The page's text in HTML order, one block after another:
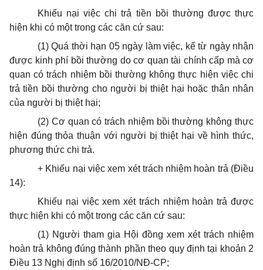
Khiếu nại việc chi trả tiền bồi thường được thực
hiện khi có một trong các căn cứ sau:
(1) Quá thời hạn 05 ngày làm việc, kể từ ngày nhận
được kinh phí bồi thường do cơ quan tài chính cấp mà cơ
quan có trách nhiệm bồi thường không thực hiện việc chi
trả tiền bồi thường cho người bị thiệt hại hoặc thân nhân
của người bị thiệt hại;
(2) Cơ quan có trách nhiệm bồi thường không thực
hiện đúng thỏa thuận với người bị thiệt hại về hình thức,
phương thức chi trả.
+ Khiếu nại việc xem xét trách nhiệm hoàn trả (Điều
14):
Khiếu nại việc xem xét trách nhiệm hoàn trả được
thực hiện khi có một trong các căn cứ sau:
(1) Người tham gia Hội đồng xem xét trách nhiệm
hoàn trả không đúng thành phần theo quy định tại khoản 2
Điều 13 Nghị định số 16/2010/NĐ-CP;